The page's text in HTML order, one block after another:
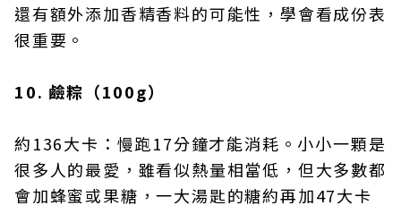
還有額外添加香精香料的可能性，學會看成份表
很重要。
10. 鹼粽（100g）
約136大卡：慢跑17分鐘才能消耗。小小一顆是
很多人的最愛，雖看似熱量相當低，但大多數都
會加蜂蜜或果糖，一大湯匙的糖約再加47大卡